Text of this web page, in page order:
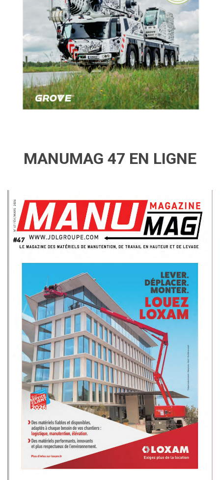
MANUMAG 47 EN LIGNE